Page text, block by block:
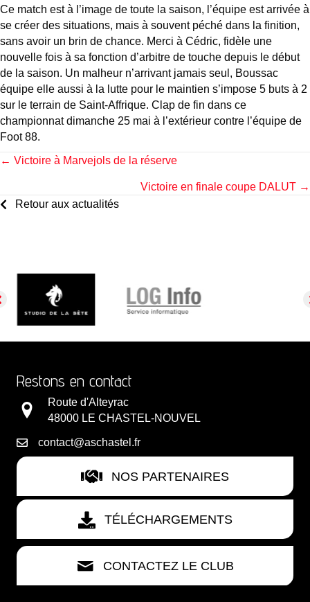
Ce match est à l’image de toute la saison, l’équipe est arrivée à
se créer des situations, mais à souvent péché dans la finition,
sans avoir un brin de chance. Merci à Cédric, fidèle une
nouvelle fois à sa fonction d’arbitre de touche depuis le début
de la saison. Un malheur n’arrivant jamais seul, Boussac
équipe elle aussi à la lutte pour le maintien s’impose 5 buts à 2
sur le terrain de Saint-Affrique. Clap de fin dans ce
championnat dimanche 25 mai à l’extérieur contre l’équipe de
Foot 88.
Posts
navigation
← Victoire à Marvejols de la réserve
Victoire en finale coupe DALUT →
Retour aux actualités
Restons en contact
Route d'Alteyrac
48000 LE CHASTEL-NOUVEL
contact@aschastel.fr
NOS PARTENAIRES
TÉLÉCHARGEMENTS
CONTACTEZ LE CLUB